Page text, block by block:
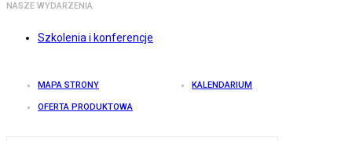
NASZE WYDARZENIA
Szkolenia i konferencje
MAPA STRONY KALENDARIUM
OFERTA PRODUKTOWA